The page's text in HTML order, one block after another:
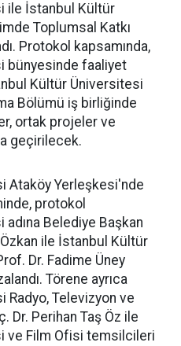
ile İstanbul Kültür
Toplumsal Katkı
Protokol kapsamında,
bünyesinde faaliyet
Kültür Üniversitesi
Bölümü iş birliğinde
ortak projeler ve
geçirilecek.
Ataköy Yerleşkesi'nde
protokol
Belediye Başkan
Özkan ile İstanbul Kültür
Dr. Fadime Üney
Törene ayrıca
Televizyon ve
Dr. Perihan Taş Öz ile
ve Film Ofisi temsilcileri